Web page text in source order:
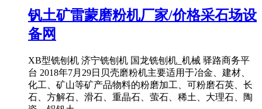
钒土矿雷蒙磨粉机厂家/价格采石场设
备网
XB型铣刨机 济宁铣刨机 国龙铣刨机_机械 驿路商务平
台 2018年7月29日贝壳磨粉机主要适用于冶金、建材、
化工、矿山等矿产品物料的粉磨加工、可粉磨石英、长
石、方解石、滑石、重晶石、萤石、稀土、大理石、陶